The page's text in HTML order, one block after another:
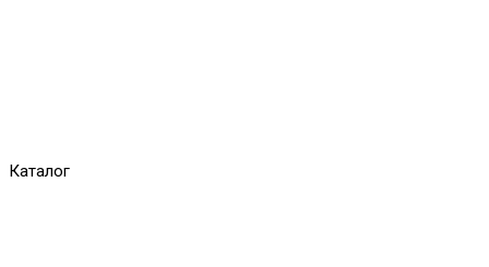
Каталог